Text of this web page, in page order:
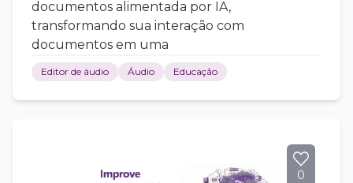
documentos alimentada por IA,
transformando sua interação com
documentos em uma
Editor de áudio Áudio Educação
0